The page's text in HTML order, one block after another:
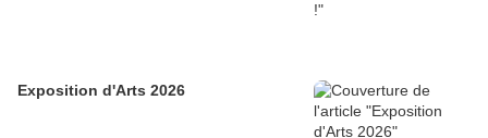
Exposition d'Arts 2026